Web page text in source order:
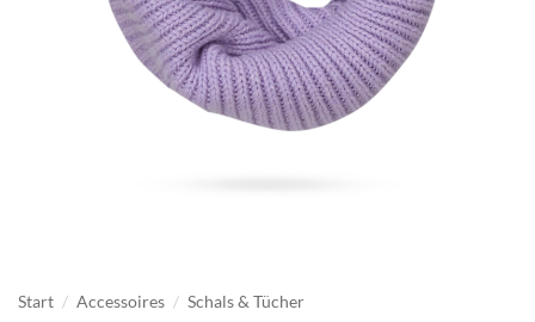
Start / Accessoires / Schals & Tücher